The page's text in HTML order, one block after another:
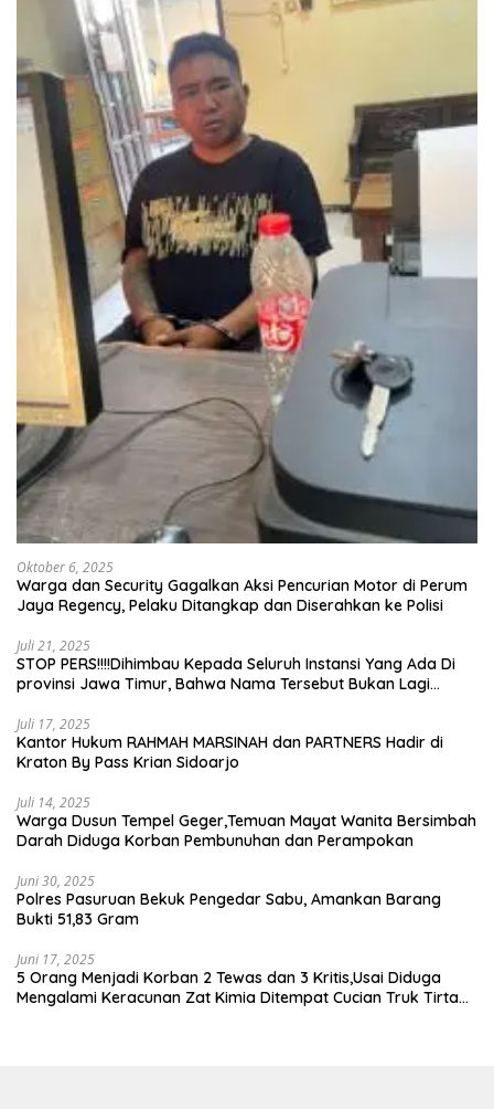
Oktober 6, 2025
Warga dan Security Gagalkan Aksi Pencurian Motor di Perum
Jaya Regency, Pelaku Ditangkap dan Diserahkan ke Polisi
Juli 21, 2025
STOP PERS!!!!Dihimbau Kepada Seluruh Instansi Yang Ada Di
provinsi Jawa Timur, Bahwa Nama Tersebut Bukan Lagi
Juli 17, 2025
Kantor Hukum RAHMAH MARSINAH dan PARTNERS Hadir di
Kraton By Pass Krian Sidoarjo
Juli 14, 2025
Warga Dusun Tempel Geger,Temuan Mayat Wanita Bersimbah
Darah Diduga Korban Pembunuhan dan Perampokan
Juni 30, 2025
Polres Pasuruan Bekuk Pengedar Sabu, Amankan Barang
Bukti 51,83 Gram
Juni 17, 2025
5 Orang Menjadi Korban 2 Tewas dan 3 Kritis,Usai Diduga
Mengalami Keracunan Zat Kimia Ditempat Cucian Truk Tirta